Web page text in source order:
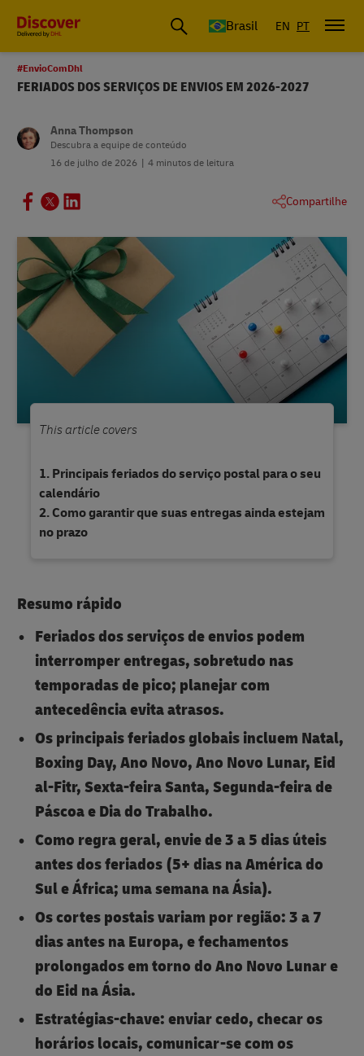
Envios, Logística, Importação e Exportação | DHL Brasil
Brasil EN PT
#EnvioComDhl
FERIADOS DOS SERVIÇOS DE ENVIOS EM 2026-2027
Anna Thompson
Descubra a equipe de conteúdo
16 de julho de 2026
4 minutos de leitura
Compartilhe
This article covers
Principais feriados do serviço postal para o seu
calendário
Como garantir que suas entregas ainda estejam
no prazo
Resumo rápido
Feriados dos serviços de envios podem
interromper entregas, sobretudo nas
temporadas de pico; planejar com
antecedência evita atrasos.
Os principais feriados globais incluem Natal,
Boxing Day, Ano Novo, Ano Novo Lunar, Eid
al-Fitr, Sexta-feira Santa, Segunda-feira de
Páscoa e Dia do Trabalho.
Como regra geral, envie de 3 a 5 dias úteis
antes dos feriados (5+ dias na América do
Sul e África; uma semana na Ásia).
Os cortes postais variam por região: 3 a 7
dias antes na Europa, e fechamentos
prolongados em torno do Ano Novo Lunar e
do Eid na Ásia.
Estratégias-chave: enviar cedo, checar os
horários locais, comunicar-se com os